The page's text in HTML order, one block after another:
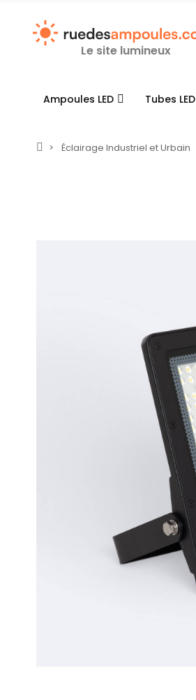
Le site lumineux
Ampoules LED Tubes LED
Éclairage Industriel et Urbain